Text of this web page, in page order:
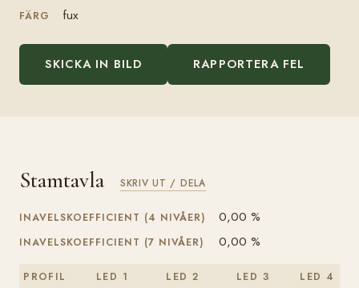
FÄRG fux
SKICKA IN BILD RAPPORTERA FEL
Stamtavla SKRIV UT / DELA
INAVELSKOEFFICIENT (4 NIVÅER) 0,00 %
INAVELSKOEFFICIENT (7 NIVÅER) 0,00 %
PROFIL LED 1 LED 2 LED 3 LED 4